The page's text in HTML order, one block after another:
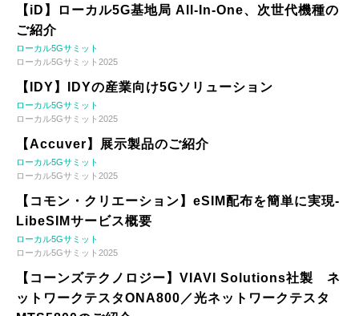
【iD】ローカル5G基地局 All-In-One、次世代機種の
ご紹介
ローカル5Gサミット
ローカル5Gサミット2025
【IDY】IDYの産業向け5Gソリューション
ローカル5Gサミット
ローカル5Gサミット2025
【Accuver】展示製品のご紹介
ローカル5Gサミット
ローカル5Gサミット2025
【コモン・クリエーション】eSIM配布を簡単に実現-
LibeSIMサービス概要
ローカル5Gサミット
ローカル5Gサミット2025
【コーンズテクノロジー】VIAVI Solutions社製 ネ
ットワークテスタONA800／光ネットワークテスタ